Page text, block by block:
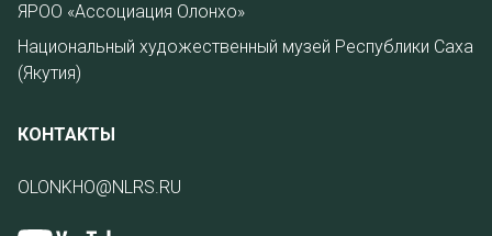
ЯРОО «Ассоциация Олонхо»
Национальный художественный музей Республики Саха
(Якутия)
КОНТАКТЫ
OLONKHO@NLRS.RU